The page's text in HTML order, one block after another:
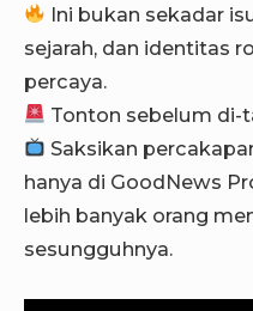
Ini bukan sekadar
sejarah, dan identitas
percaya.
Tonton sebelum di-
Saksikan
hanya di GoodNews
lebih banyak orang
sesungguhnya.